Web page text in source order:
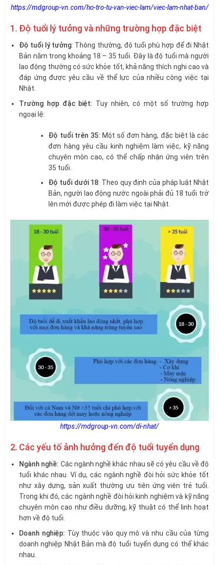
https://mdgroup-vn.com/ho-tro-tu-van-viec-lam/viec-lam-nhat-ban/
1. Độ tuổi lý tưởng và những trường hợp đặc biệt
Độ tuổi lý tưởng: Thông thường, độ tuổi phù hợp để đi Nhật
Bản nằm trong khoảng 18 – 35 tuổi. Đây là độ tuổi mà người
lao động thường có sức khỏe tốt, khả năng thích nghi cao và
đáp ứng được yêu cầu về thể lực của nhiều công việc tại
Nhật.
Trường hợp đặc biệt: Tuy nhiên, có một số trường hợp
ngoại lệ:
Độ tuổi trên 35: Một số đơn hàng, đặc biệt là các
đơn hàng yêu cầu kinh nghiệm làm việc, kỹ năng
chuyên môn cao, có thể chấp nhận ứng viên trên
35 tuổi.
Độ tuổi dưới 18: Theo quy định của pháp luật Nhật
Bản, người lao động nước ngoài phải đủ 18 tuổi trở
lên mới được phép đi làm việc tại Nhật.
https://mdgroup-vn.com/di-nhat/
2. Các yếu tố ảnh hưởng đến độ tuổi tuyển dụng
Ngành nghề: Các ngành nghề khác nhau sẽ có yêu cầu về độ
tuổi khác nhau. Ví dụ, các ngành nghề đòi hỏi sức khỏe tốt
như xây dựng, sản xuất thường ưu tiên ứng viên trẻ tuổi.
Trong khi đó, các ngành nghề đòi hỏi kinh nghiệm và kỹ năng
chuyên môn cao như điều dưỡng, kỹ thuật có thể linh hoạt
hơn về độ tuổi.
Doanh nghiệp: Tùy thuộc vào quy mô và nhu cầu của từng
doanh nghiệp Nhật Bản mà độ tuổi tuyển dụng có thể khác
nhau.